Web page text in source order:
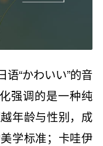
“かわいい”的音
强调的是一种纯
年龄与性别，成
学标准；卡哇伊